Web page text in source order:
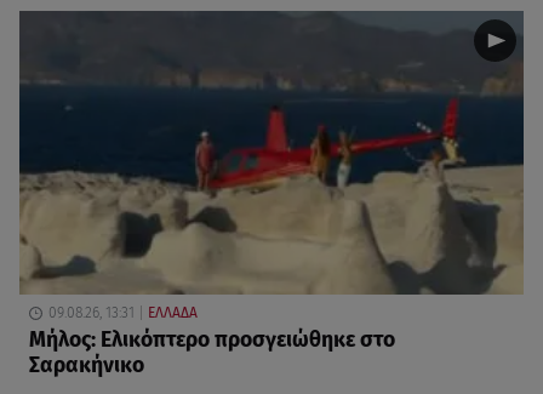
09.08.26, 13:31 ΕΛΛΑΔΑ
Μήλος: Ελικόπτερο προσγειώθηκε στο
Σαρακήνικο